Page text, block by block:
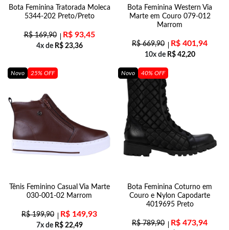
Bota Feminina Tratorada Moleca
5344-202 Preto/Preto
R$169,90 R$93,45
4x de R$23,36
Bota Feminina Western Via
Marte em Couro 079-012
Marrom
R$669,90 R$ 401,94
10x de R$42,20
Novo 25% OFF
Tênis Feminino Casual Via Marte
030-001-02 Marrom
R$199,90 R$ 149,93
7x de R$22,49
Novo 40% OFF
Bota Feminina Coturno em
Couro e Nylon Capodarte
4019695 Preto
R$789,90 R$ 473,94